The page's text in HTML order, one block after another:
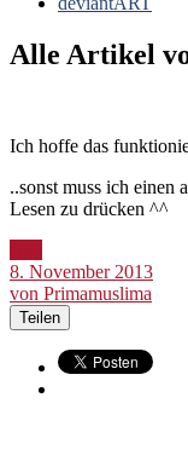
Alle Artikel
Ich hoffe das
..sonst muss ich einen
Lesen zu drücken ^^
8. November 2013
von Primamuslima
Teilen